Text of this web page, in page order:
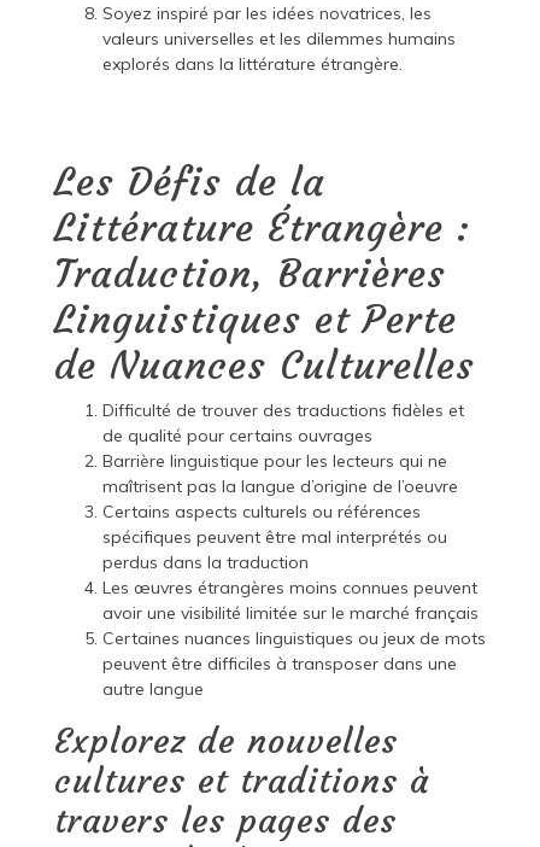
Soyez inspiré par les idées novatrices, les
valeurs universelles et les dilemmes humains
explorés dans la littérature étrangère.
Les Défis de la
Littérature Étrangère :
Traduction, Barrières
Linguistiques et Perte
de Nuances Culturelles
Difficulté de trouver des traductions fidèles et
de qualité pour certains ouvrages
Barrière linguistique pour les lecteurs qui ne
maîtrisent pas la langue d’origine de l’oeuvre
Certains aspects culturels ou références
spécifiques peuvent être mal interprétés ou
perdus dans la traduction
Les œuvres étrangères moins connues peuvent
avoir une visibilité limitée sur le marché français
Certaines nuances linguistiques ou jeux de mots
peuvent être difficiles à transposer dans une
autre langue
Explorez de nouvelles
cultures et traditions à
travers les pages des